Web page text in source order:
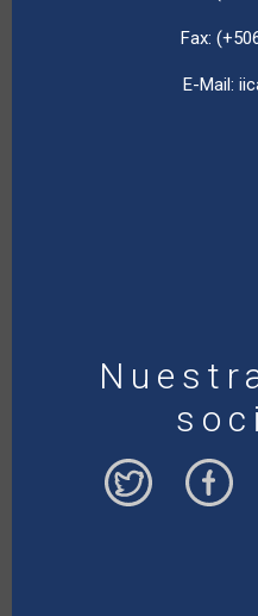
Fax:
E-Mail: